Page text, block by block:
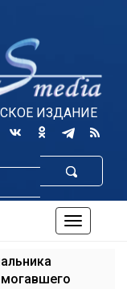
ИЗДАНИЕ
по